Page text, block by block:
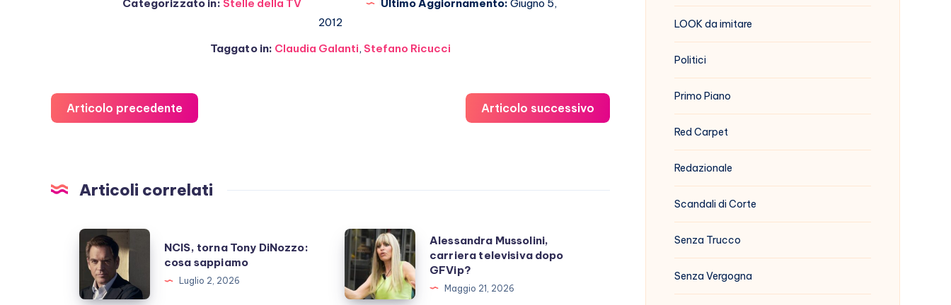
Categorizzato in: Stelle della TV Ultimo Aggiornamento: Giugno 5,
2012
Taggato in: Claudia Galanti, Stefano Ricucci
Articolo precedente Articolo successivo
Articoli correlati
NCIS,
torna
Tony
DiNozzo:
NCIS, torna Tony DiNozzo:
cosa sappiamo
Luglio 2, 2026
Alessandra
Mussolini,
carriera
televisiva
Alessandra Mussolini,
carriera televisiva dopo
GFVip?
Maggio 21, 2026
LOOK da imitare
Politici
Primo Piano
Red Carpet
Redazionale
Scandali di Corte
Senza Trucco
Senza Vergogna